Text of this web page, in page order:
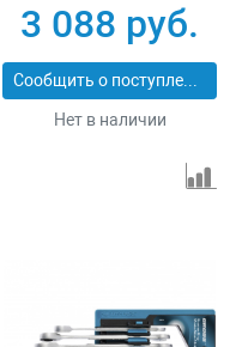
3 088 руб.
Сообщить о поступлении
Нет в наличии